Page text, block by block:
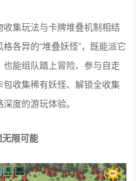
收集玩法与卡牌堆叠机制相结
各异的“堆叠妖怪”，既能派它
能组队踏上冒险、参与自走
收集稀有妖怪、解锁全收集
度的游玩体验。
限可能